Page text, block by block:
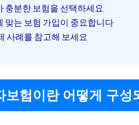
충분한 보험을 선택하세요
맞는 보험 가입이 중요합니다
사례를 참고해 보세요
보험이란 어떻게 구성